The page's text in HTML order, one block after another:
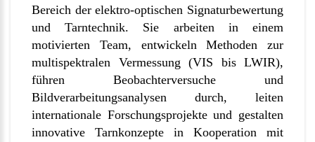
Bereich der elektro-optischen Signaturbewertung
und Tarntechnik. Sie arbeiten in einem
motivierten Team, entwickeln Methoden zur
multispektralen Vermessung (VIS bis LWIR),
führen Beobachterversuche und
Bildverarbeitungsanalysen durch, leiten
internationale Forschungsprojekte und gestalten
innovative Tarnkonzepte in Kooperation mit